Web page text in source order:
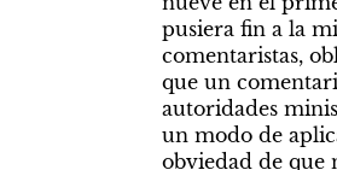
pusiera fin a la
comentaristas,
que un
autoridades
un modo de
obviedad de que